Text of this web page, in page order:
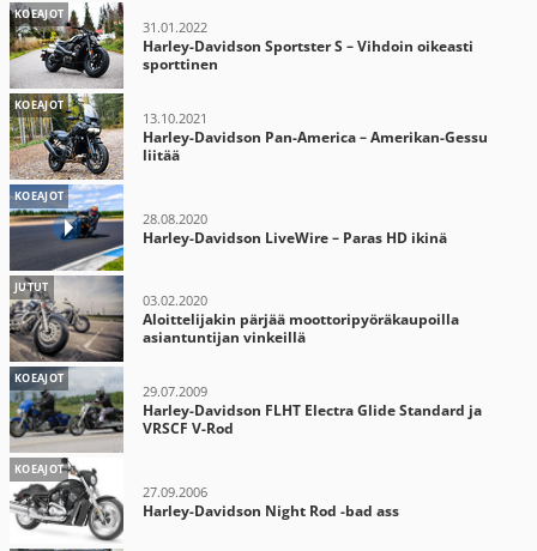
KOEAJOT
31.01.2022
Harley-Davidson Sportster S – Vihdoin oikeasti
sporttinen
KOEAJOT
13.10.2021
Harley-Davidson Pan-America – Amerikan-Gessu
liitää
KOEAJOT
28.08.2020
Harley-Davidson LiveWire – Paras HD ikinä
JUTUT
03.02.2020
Aloittelijakin pärjää moottoripyöräkaupoilla
asiantuntijan vinkeillä
KOEAJOT
29.07.2009
Harley-Davidson FLHT Electra Glide Standard ja
VRSCF V-Rod
KOEAJOT
27.09.2006
Harley-Davidson Night Rod -bad ass